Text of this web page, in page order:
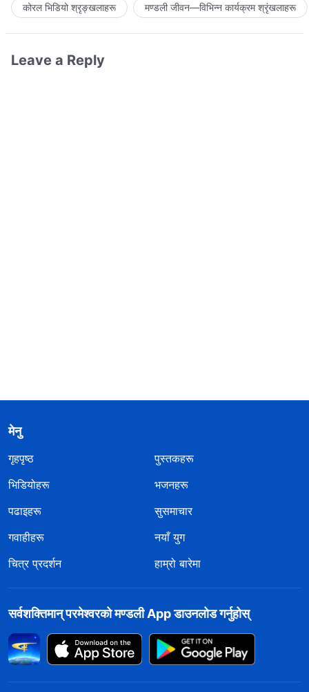
कोरल भिडियो श्रृङ्खलाहरू मण्डली जीवन—विभिन्‍न कार्यक्रम श्रृंखलाहरू
Leave a Reply
मेनु
गृहपृष्ठ
पुस्तकहरू
भिडियोहरू
भजनहरू
पढाइहरू
सुसमाचार
गवाहीहरू
नयाँ युग
चित्र प्रदर्शन
हाम्रो बारेमा
सर्वशक्तिमान्‌ परमेश्‍वरको मण्डली App डाउनलोड गर्नुहोस्